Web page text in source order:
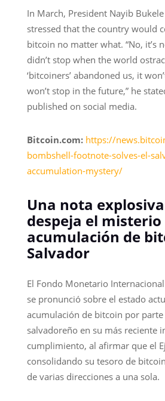
In March, President Nayib
stressed that the country would
bitcoin no matter what. “No, it’s
didn’t stop when the world
‘bitcoiners’ abandoned us, it
won’t stop in the future,” he
published on social media.
Bitcoin.com: https://
bombshell-footnote-solves-el-
accumulation-mystery/
Una nota
despeja el misterio
acumulación de
Salvador
El Fondo Monetario
se pronunció sobre el estado
acumulación de bitcoin por
salvadoreño en su más reciente
cumplimiento, al afirmar que el
consolidando su tesoro de
de varias direcciones a una sola.